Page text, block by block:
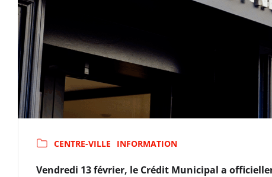
CENTRE-VILLE INFORMATION
Vendredi 13 février, le Crédit Municipal a